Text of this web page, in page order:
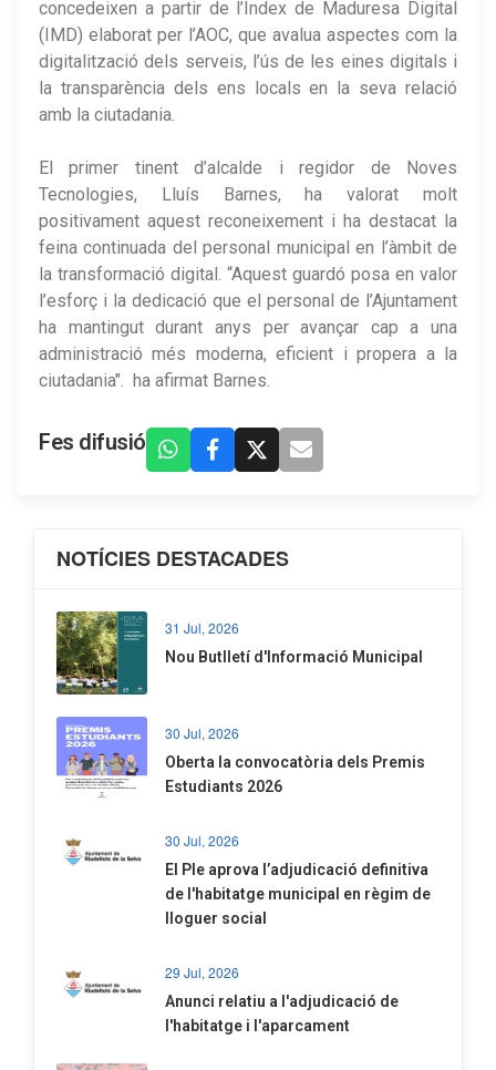
concedeixen a partir de l’Índex de Maduresa Digital
(IMD) elaborat per l’AOC, que avalua aspectes com la
digitalització dels serveis, l’ús de les eines digitals i
la transparència dels ens locals en la seva relació
amb la ciutadania.
El primer tinent d’alcalde i regidor de Noves
Tecnologies, Lluís Barnes, ha valorat molt
positivament aquest reconeixement i ha destacat la
feina continuada del personal municipal en l’àmbit de
la transformació digital. “Aquest guardó posa en valor
l’esforç i la dedicació que el personal de l’Ajuntament
ha mantingut durant anys per avançar cap a una
administració més moderna, eficient i propera a la
ciutadania". ha afirmat Barnes.
Fes difusió
NOTÍCIES DESTACADES
31 Jul, 2026
Nou Butlletí d'Informació Municipal
30 Jul, 2026
Oberta la convocatòria dels Premis
Estudiants 2026
30 Jul, 2026
El Ple aprova l’adjudicació definitiva
de l'habitatge municipal en règim de
lloguer social
29 Jul, 2026
Anunci relatiu a l'adjudicació de
l'habitatge i l'aparcament